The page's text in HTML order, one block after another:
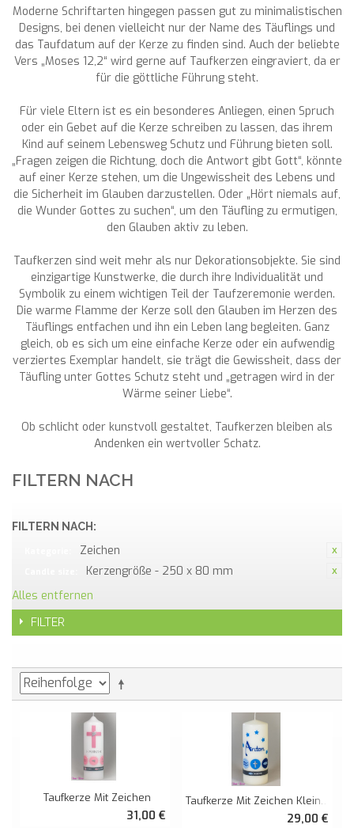
Moderne Schriftarten hingegen passen gut zu minimalistischen
Designs, bei denen vielleicht nur der Name des Täuflings und
das Taufdatum auf der Kerze zu finden sind. Auch der beliebte
Vers „Moses 12,2“ wird gerne auf Taufkerzen eingraviert, da er
für die göttliche Führung steht.
Für viele Eltern ist es ein besonderes Anliegen, einen Spruch
oder ein Gebet auf die Kerze schreiben zu lassen, das ihrem
Kind auf seinem Lebensweg Schutz und Führung bieten soll.
„Fragen zeigen die Richtung, doch die Antwort gibt Gott“, könnte
auf einer Kerze stehen, um die Ungewissheit des Lebens und
die Sicherheit im Glauben darzustellen. Oder „Hört niemals auf,
die Wunder Gottes zu suchen“, um den Täufling zu ermutigen,
den Glauben aktiv zu leben.
Taufkerzen sind weit mehr als nur Dekorationsobjekte. Sie sind
einzigartige Kunstwerke, die durch ihre Individualität und
Symbolik zu einem wichtigen Teil der Taufzeremonie werden.
Die warme Flamme der Kerze soll den Glauben im Herzen des
Täuflings entfachen und ihn ein Leben lang begleiten. Ganz
gleich, ob es sich um eine einfache Kerze oder ein aufwendig
verziertes Exemplar handelt, sie trägt die Gewissheit, dass der
Täufling unter Gottes Schutz steht und „getragen wird in der
Wärme seiner Liebe“.
Ob schlicht oder kunstvoll gestaltet, Taufkerzen bleiben als
Andenken ein wertvoller Schatz.
FILTERN NACH
FILTERN NACH:
Zeichen
Kerzengröße - 250 x 80 mm
Alles entfernen
FILTER
Taufkerze Mit Zeichen
31,00 €
Taufkerze Mit Zeichen Klein Und Sternchen
29,00 €